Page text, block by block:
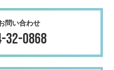
問い合わせ
32-0868